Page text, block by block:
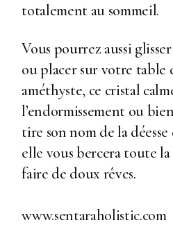
totalement au sommeil.
Vous pourrez aussi
ou placer sur votre table
améthyste, ce cristal
l’endormissement ou
tire son nom de la
elle vous bercera toute
faire de doux rêves.
www.sentaraholistic.com